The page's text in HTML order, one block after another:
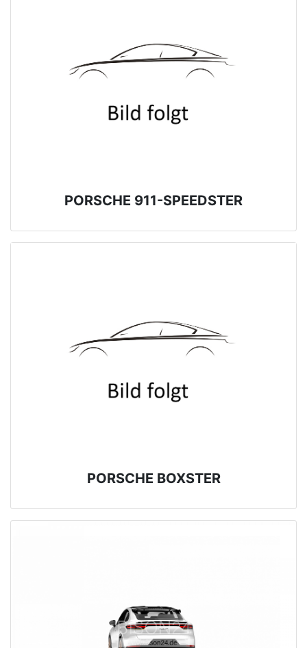
PORSCHE 911-SPEEDSTER
PORSCHE BOXSTER